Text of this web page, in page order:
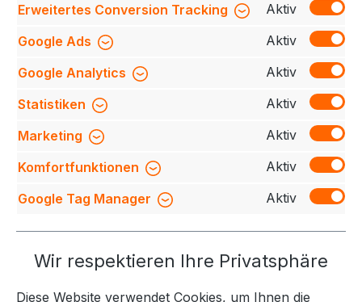
_______________________________________________________ (ggf.
Service-Hotline
Weitere Themen
Informationen Kontakt
Erweitertes Conversion Tracking
Aktiv
Google Ads
Aktiv
Google Analytics
Aktiv
Statistiken
Aktiv
Marketing
Aktiv
Komfortfunktionen
Aktiv
Google Tag Manager
Aktiv
Wir respektieren Ihre Privatsphäre
Diese Website verwendet Cookies, um Ihnen die